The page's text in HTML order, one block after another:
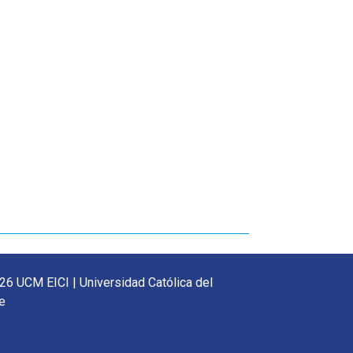
UCM EICI | Universidad Católica del